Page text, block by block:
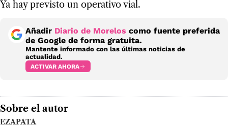
Ya hay previsto un operativo vial.
Añadir Diario de Morelos como fuente preferida
de Google de forma gratuita.
Mantente informado con las últimas noticias de
actualidad.
ACTIVAR AHORA
Sobre el autor
EZAPATA